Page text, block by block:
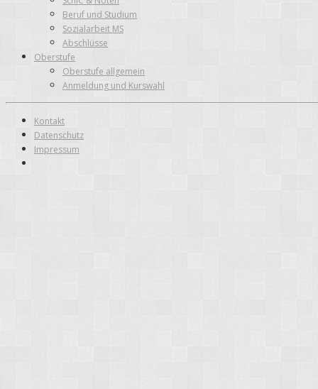
Beruf und Studium
Sozialarbeit MS
Abschlüsse
Oberstufe
Oberstufe allgemein
Anmeldung und Kurswahl
Kontakt
Datenschutz
Impressum